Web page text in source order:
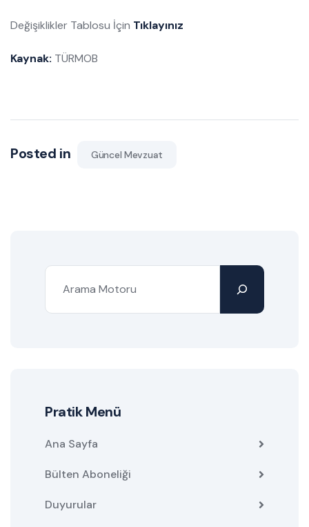
Değişiklikler Tablosu İçin Tıklayınız
Kaynak: TÜRMOB
Posted in Güncel Mevzuat
Pratik Menü
Ana Sayfa
Bülten Aboneliği
Duyurular